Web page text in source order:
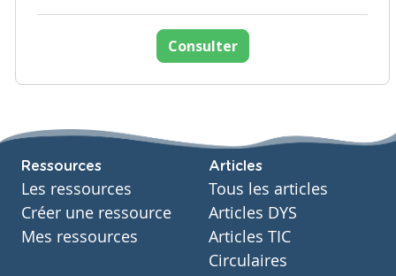
Consulter
Ressources
Les ressources
Créer une ressource
Mes ressources
Articles
Tous les articles
Articles DYS
Articles TIC
Circulaires